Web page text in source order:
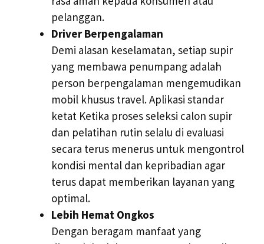
pelanggan.
Driver Berpengalaman
Demi alasan keselamatan, setiap supir
yang membawa penumpang adalah
person berpengalaman mengemudikan
mobil khusus travel. Aplikasi standar
ketat Ketika proses seleksi calon supir
dan pelatihan rutin selalu di evaluasi
secara terus menerus untuk mengontrol
kondisi mental dan kepribadian agar
terus dapat memberikan layanan yang
optimal.
Lebih Hemat Ongkos
Dengan beragam manfaat yang